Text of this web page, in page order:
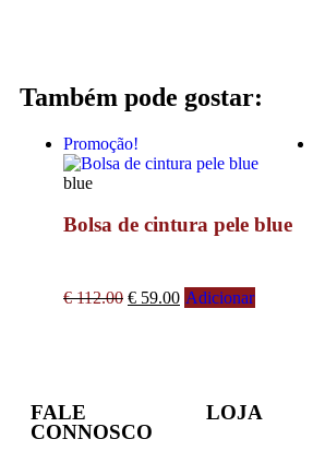
Também pode gostar:
Promoção!
blue
Bolsa de cintura pele blue
€112.00 € 59.00 Adicionar
FALE
CONNOSCO
LOJA